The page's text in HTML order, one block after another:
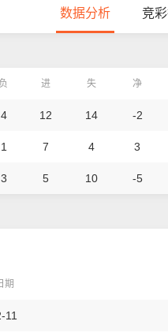
数据分析 竞
进 失 净
12 14 -2
7 4 3
5 10 -5
期
11